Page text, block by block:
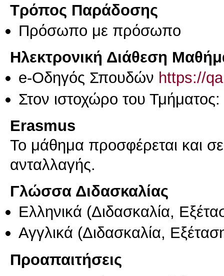
Τρόπος Παράδοσης
Πρόσωπο με πρόσωπο
Ηλεκτρονική Διάθεση
e-Οδηγός Σπουδών https://
Στον ιστοχώρο του Τμήματος:
Erasmus
Το μάθημα προσφέρεται και
ανταλλαγής.
Γλώσσα Διδασκαλίας
Ελληνικά (Διδασκαλία,
Αγγλικά (Διδασκαλία,
Προαπαιτήσεις